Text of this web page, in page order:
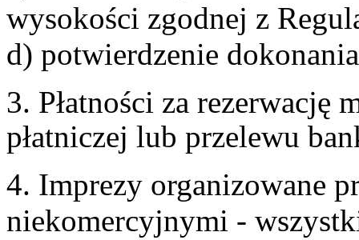
wysokości zgodnej z
d) potwierdzenie
3. Płatności za rezerwację
płatniczej lub przelewu
4. Imprezy organizowane
niekomercyjnymi -